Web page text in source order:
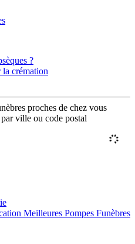
?
crémation
proches de chez vous
ville ou code postal
Meilleures Pompes Funèbres